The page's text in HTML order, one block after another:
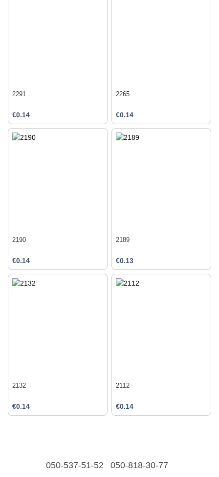
2291
€0.14
2265
€0.14
2190
€0.14
2189
€0.13
2132
€0.14
2112
€0.14
050-537-51-52 050-818-30-77